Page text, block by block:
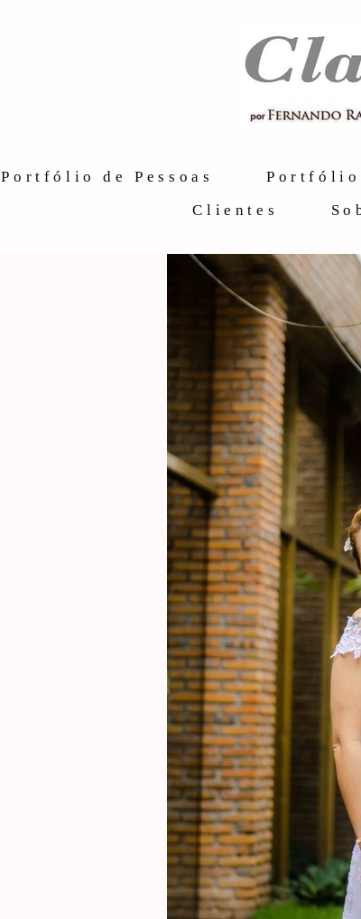
Portfólio de Pessoas Portfólio
Clientes